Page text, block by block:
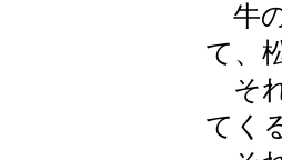
牛
て、
そ
てく